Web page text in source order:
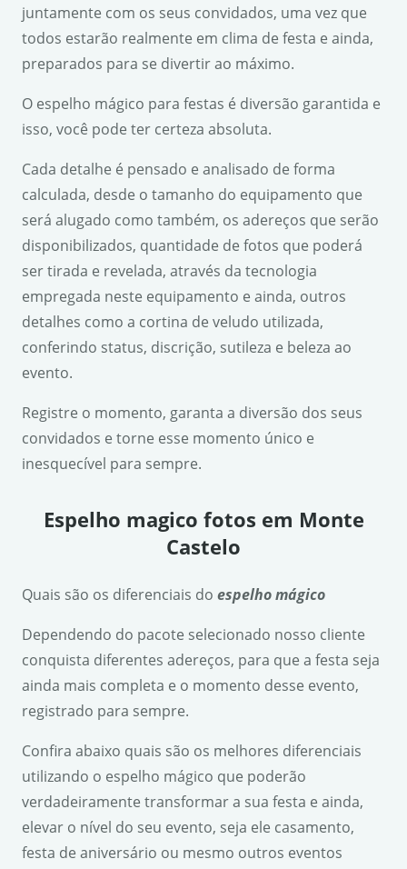
juntamente com os seus convidados, uma vez que
todos estarão realmente em clima de festa e ainda,
preparados para se divertir ao máximo.
O espelho mágico para festas é diversão garantida e
isso, você pode ter certeza absoluta.
Cada detalhe é pensado e analisado de forma
calculada, desde o tamanho do equipamento que
será alugado como também, os adereços que serão
disponibilizados, quantidade de fotos que poderá
ser tirada e revelada, através da tecnologia
empregada neste equipamento e ainda, outros
detalhes como a cortina de veludo utilizada,
conferindo status, discrição, sutileza e beleza ao
evento.
Registre o momento, garanta a diversão dos seus
convidados e torne esse momento único e
inesquecível para sempre.
Espelho magico fotos em Monte
Castelo
Quais são os diferenciais do espelho mágico
Dependendo do pacote selecionado nosso cliente
conquista diferentes adereços, para que a festa seja
ainda mais completa e o momento desse evento,
registrado para sempre.
Confira abaixo quais são os melhores diferenciais
utilizando o espelho mágico que poderão
verdadeiramente transformar a sua festa e ainda,
elevar o nível do seu evento, seja ele casamento,
festa de aniversário ou mesmo outros eventos